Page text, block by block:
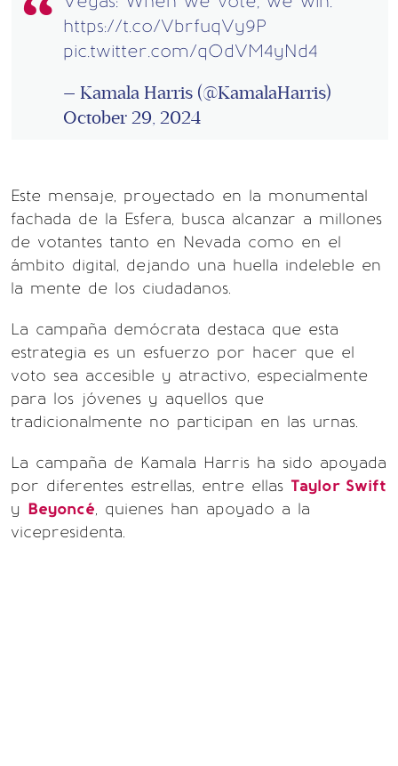
https://t.co/VbrfuqVy9P
pic.twitter.com/qOdVM4yNd4
— Kamala Harris (@KamalaHarris)
October 29, 2024
Este mensaje, proyectado en la monumental
fachada de la Esfera, busca alcanzar a millones
de votantes tanto en Nevada como en el
ámbito digital, dejando una huella indeleble en
la mente de los ciudadanos.
La campaña demócrata destaca que esta
estrategia es un esfuerzo por hacer que el
voto sea accesible y atractivo, especialmente
para los jóvenes y aquellos que
tradicionalmente no participan en las urnas.
La campaña de Kamala Harris ha sido apoyada
por diferentes estrellas, entre ellas Taylor Swift
y Beyoncé, quienes han apoyado a la
vicepresidenta.